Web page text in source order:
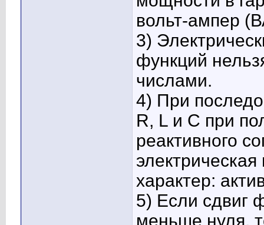
вольт-ампер
3)
функций
числами.
4) При
R, L и C при
реактивного
характер:
5) Если сдвиг
меньше нуля,